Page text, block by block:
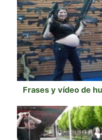
Frases y vídeo de